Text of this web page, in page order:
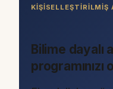
KIŞISELLEŞTIRILMIŞ
Bilime dayalı
programınızı